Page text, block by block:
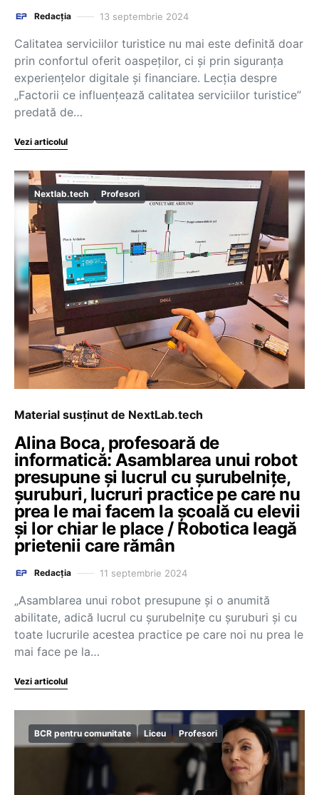
Redacția 13 septembrie 2024
Calitatea serviciilor turistice nu mai este definită doar
prin confortul oferit oaspeților, ci și prin siguranța
experiențelor digitale și financiare. Lecția despre
„Factorii ce influențează calitatea serviciilor turistice”
predată de…
Vezi articolul
Nextlab.tech Profesori
Material susținut de NextLab.tech
Alina Boca, profesoară de
informatică: Asamblarea unui robot
presupune și lucrul cu șurubelnițe,
șuruburi, lucruri practice pe care nu
prea le mai facem la școală cu elevii
și lor chiar le place / Robotica leagă
prietenii care rămân
Redacția 11 septembrie 2024
„Asamblarea unui robot presupune și o anumită
abilitate, adică lucrul cu șurubelnițe cu șuruburi și cu
toate lucrurile acestea practice pe care noi nu prea le
mai face pe la…
Vezi articolul
BCR pentru comunitate Liceu Profesori